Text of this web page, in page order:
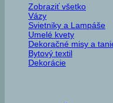
Zobraziť všetko
Vázy
Svietniky a Lampáše
Umelé kvety
Dekoračné misy a
Bytový textil
Dekorácie